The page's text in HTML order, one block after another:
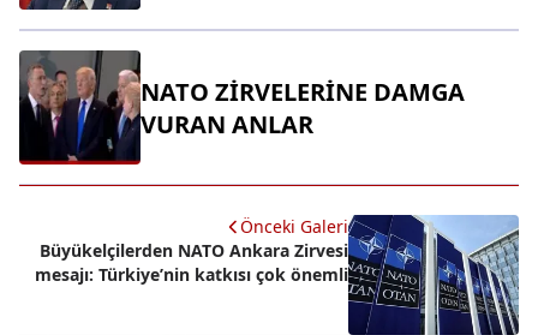
NATO ZİRVELERİNE DAMGA
VURAN ANLAR
Önceki Galeri
Büyükelçilerden NATO Ankara Zirvesi
mesajı: Türkiye’nin katkısı çok önemli